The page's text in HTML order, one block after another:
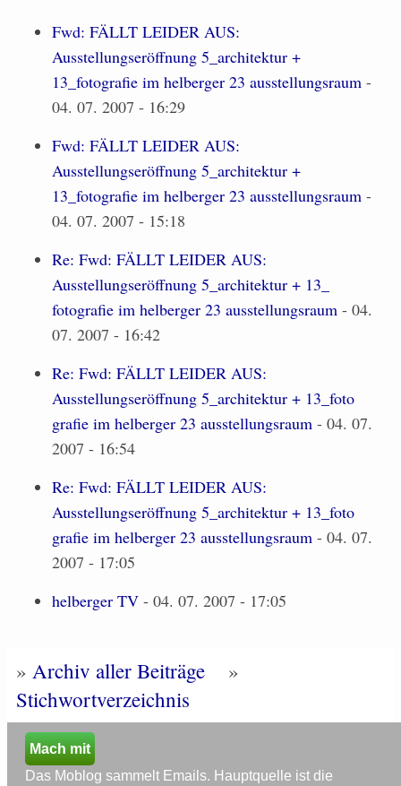
Fwd: FÄLLT LEIDER AUS:
Ausstellungseröffnung 5_architektur +
13_fotografie im helberger 23 ausstellungsraum -
04. 07. 2007 - 16:29
Fwd: FÄLLT LEIDER AUS:
Ausstellungseröffnung 5_architektur +
13_fotografie im helberger 23 ausstellungsraum -
04. 07. 2007 - 15:18
Re: Fwd: FÄLLT LEIDER AUS:
Ausstellungseröffnung 5_architektur + 13_
fotografie im helberger 23 ausstellungsraum - 04.
07. 2007 - 16:42
Re: Fwd: FÄLLT LEIDER AUS:
Ausstellungseröffnung 5_architektur + 13_foto
grafie im helberger 23 ausstellungsraum - 04. 07.
2007 - 16:54
Re: Fwd: FÄLLT LEIDER AUS:
Ausstellungseröffnung 5_architektur + 13_foto
grafie im helberger 23 ausstellungsraum - 04. 07.
2007 - 17:05
helberger TV - 04. 07. 2007 - 17:05
» Archiv aller Beiträge
»
Stichwortverzeichnis
Mach mit
Das Moblog sammelt Emails. Hauptquelle ist die